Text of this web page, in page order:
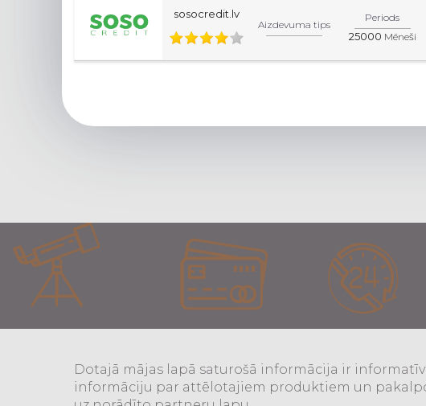
sosocredit.lv
Aizdevuma tips
Periods
25000 Mēneši
Dotajā mājas lapā saturošā informācija ir
informāciju par attēlotajiem produktiem un